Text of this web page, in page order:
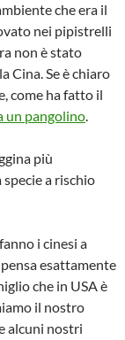
che era il
nei pipistrelli
non è stato
Cina. Se è chiaro
come ha fatto il
un pangolino.
più
a rischio
i cinesi a
pensa esattamente
che in USA è
il nostro
alcuni nostri